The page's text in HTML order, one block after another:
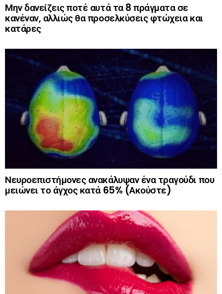
Μην δανείζεις ποτέ αυτά τα 8 πράγματα σε
κανέναν, αλλιώς θα προσελκύσεις φτώχεια και
κατάρες
Νευροεπιστήμονες ανακάλυψαν ένα τραγούδι που
μειώνει το άγχος κατά 65% (Ακούστε)